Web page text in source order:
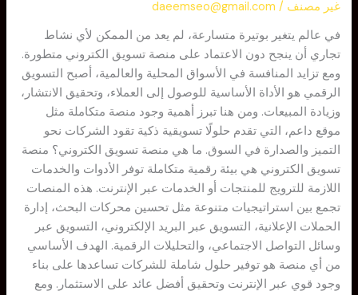
غير مصنف /
daeemseo@gmail.com
في عالم يتغير بوتيرة متسارعة، لم يعد من الممكن لأي نشاط
تجاري أن ينجح دون الاعتماد على منصة تسويق الكتروني متطورة.
ومع تزايد المنافسة في الأسواق المحلية والعالمية، أصبح التسويق
الرقمي هو الأداة الأساسية للوصول إلى العملاء، وتحقيق الانتشار،
وزيادة المبيعات. ومن هنا تبرز أهمية وجود منصة متكاملة مثل
موقع داعم، التي تقدم حلولًا تسويقية ذكية تقود الشركات نحو
التميز والصدارة في السوق. ما هي منصة تسويق الكتروني؟ منصة
تسويق الكتروني هي بيئة رقمية متكاملة توفر الأدوات والخدمات
اللازمة للترويج للمنتجات أو الخدمات عبر الإنترنت. هذه المنصات
تجمع بين استراتيجيات متنوعة مثل تحسين محركات البحث، إدارة
الحملات الإعلانية، التسويق عبر البريد الإلكتروني، التسويق عبر
وسائل التواصل الاجتماعي، والتحليلات الرقمية. الهدف الأساسي
من أي منصة هو توفير حلول شاملة للشركات تساعدها على بناء
وجود قوي عبر الإنترنت وتحقيق أفضل عائد على الاستثمار. ومع